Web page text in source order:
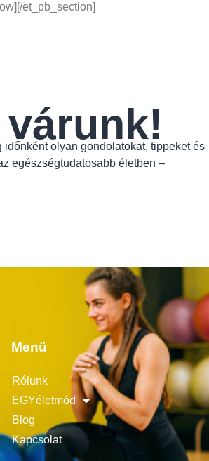
et_pb_section]
olyan gondolatokat, tippeket és
egészségtudatosabb életben –
Menü
Rólunk
EGYéletmód
Blog
Kapcsolat